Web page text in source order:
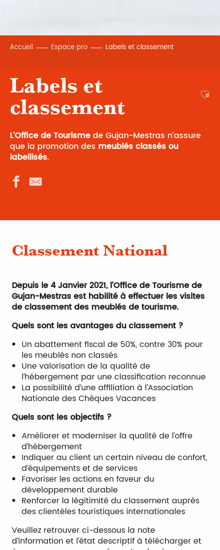
Accueil Espace pro Labels et classement
Labels et
classement
L’Office de Tourismede Gujan-Mestras n’assure
que la promotion des meublés classés ou
labellisés.
Classement National
Depuis le 4 Janvier 2021, l’Office de Tourisme de
Gujan-Mestras est habilité à effectuer les visites
de classement des meublés de tourisme.
Quels sont les avantages du classement ?
Un abattement fiscal de 50%, contre 30% pour
les meublés non classés
Une valorisation de la qualité de
l’hébergement par une classification reconnue
La possibilité d’une affiliation à l’Association
Nationale des Chèques Vacances
Quels sont les objectifs ?
Améliorer et moderniser la qualité de l’offre
d’hébergement
Indiquer au client un certain niveau de confort,
d’équipements et de services
Favoriser les actions en faveur du
développement durable
Renforcer la légitimité du classement auprès
des clientèles touristiques internationales
Veuillez retrouver ci-dessous la note
d’information et l’état descriptif à télécharger et